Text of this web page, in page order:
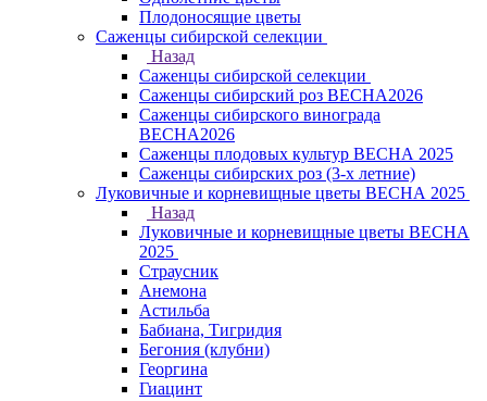
Плодоносящие цветы
Саженцы сибирской селекции
Назад
Саженцы сибирской селекции
Саженцы сибирский роз ВЕСНА2026
Саженцы сибирского винограда
ВЕСНА2026
Саженцы плодовых культур ВЕСНА 2025
Саженцы сибирских роз (3-х летние)
Луковичные и корневищные цветы ВЕСНА 2025
Назад
Луковичные и корневищные цветы ВЕСНА
2025
Страусник
Анемона
Астильба
Бабиана, Тигридия
Бегония (клубни)
Георгина
Гиацинт